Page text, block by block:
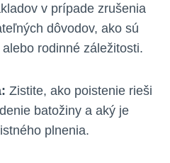
v prípade zrušenia
dôvodov, ako sú
rodinné záležitosti.
Zistite, ako poistenie rieši
batožiny a aký je
plnenia.